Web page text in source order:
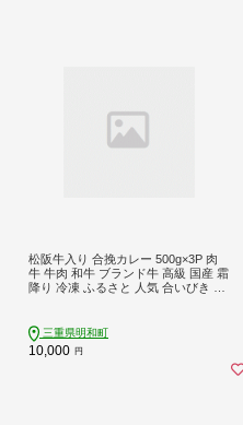
松阪牛入り 合挽カレー 500g×3P 肉
牛 牛肉 和牛 ブランド牛 高級 国産 霜
降り 冷凍 ふるさと 人気 合いびき 合
三重県明和町
10,000 円